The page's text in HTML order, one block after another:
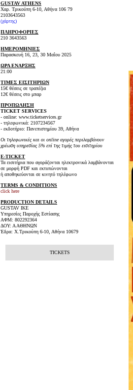
GUSTAV ATHENS
Χαρ. Τρικούπη 6-10, Αθήνα 106 79
2103643563
(χάρτης)
ΠΛΗΡΟΦΟΡΙΕΣ
210 3643563
ΗΜΕΡΟΜΗΝΙΕΣ
Παρασκευή 16, 23, 30 Μαΐου 2025
ΩΡΑ ΕΝΑΡΞΗΣ
21:00
ΤΙΜΕΣ ΕΙΣΙΤΗΡΙΩΝ
15€ θέσεις σε τραπέζια
12€ θέσεις στο μπαρ
ΠΡΟΠΩΛΗΣΗ
TICKET SERVICES
- online: www.ticketservices.gr
- τηλεφωνικά: 2107234567
- εκδοτήριο: Πανεπιστημίου 39, Αθήνα
Οι τηλεφωνικές και οι online αγορές περιλαμβάνουν
χρέωση υπηρεσίας 5% επί της τιμής του εισιτηρίου
E-TICKET
Τα εισιτήρια που αγοράζονται ηλεκτρονικά λαμβάνονται
σε μορφή PDF και εκτυπώνονται
ή αποθηκεύονται σε κινητό τηλέφωνο
TERMS & CONDITIONS
click here
PRODUCTION DETAILS
GUSTAV IKE
Υπηρεσίες Παροχής Εστίασης
AΦΜ: 802292364
ΔΟΥ: Α ΑΘΗΝΩΝ
Έδρα: Χ.Τρικούπη 6-10, Αθήνα 10679
TICKETS